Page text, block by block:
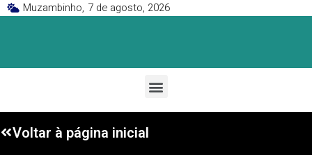
Muzambinho, 7 de agosto, 2026
Voltar à página inicial